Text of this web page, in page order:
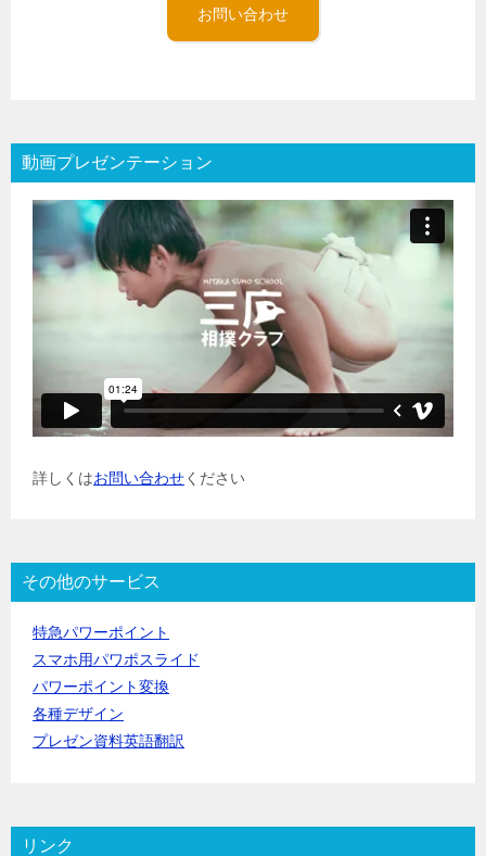
お問い合わせ
動画プレゼンテーション
詳しくはお問い合わせください
その他のサービス
特急パワーポイント
スマホ用パワポスライド
パワーポイント変換
各種デザイン
プレゼン資料英語翻訳
リンク